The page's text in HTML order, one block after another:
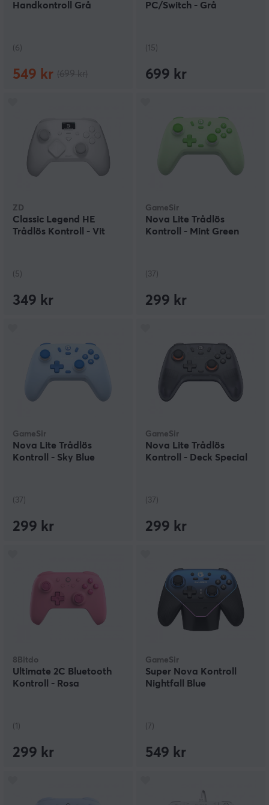
Handkontroll Grå
(6)
549 kr
PC/Switch - Grå
(15)
699 kr
ZD
Classic Legend HE
Trådlös Kontroll - Vit
(5)
349 kr
GameSir
Nova Lite Trådlös
Kontroll - Mint Green
(37)
299 kr
GameSir
Nova Lite Trådlös
Kontroll - Sky Blue
(37)
299 kr
GameSir
Nova Lite Trådlös
Kontroll - Deck Special
(37)
299 kr
8Bitdo
Ultimate 2C Bluetooth
Kontroll - Rosa
(1)
299 kr
GameSir
Super Nova Kontroll
Nightfall Blue
(7)
549 kr